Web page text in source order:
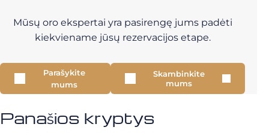
Mūsų oro ekspertai yra pasirengę jums padėti
kiekviename jūsų rezervacijos etape.
Parašykite
mums
Skambinkite
mums
Panašios kryptys